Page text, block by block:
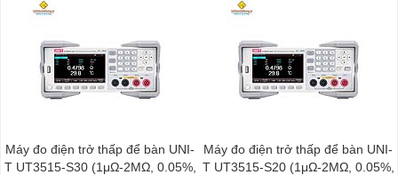
Máy đo điện trở thấp để bàn UNI-
T UT3515-S30 (1μΩ-2MΩ, 0.05%,
Máy đo điện trở thấp để bàn UNI-
T UT3515-S20 (1μΩ-2MΩ, 0.05%,